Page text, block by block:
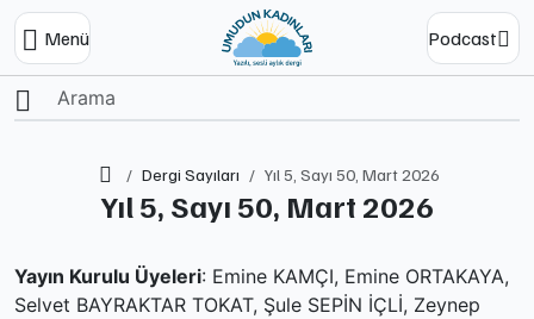
Menü Podcast
Ana SayfaDergi Sayıları Yıl 5, Sayı 50, Mart 2026
Yıl 5, Sayı 50, Mart 2026
Yayın Kurulu Üyeleri: Emine KAMÇI, Emine ORTAKAYA,
Selvet BAYRAKTAR TOKAT, Şule SEPİN İÇLİ, Zeynep